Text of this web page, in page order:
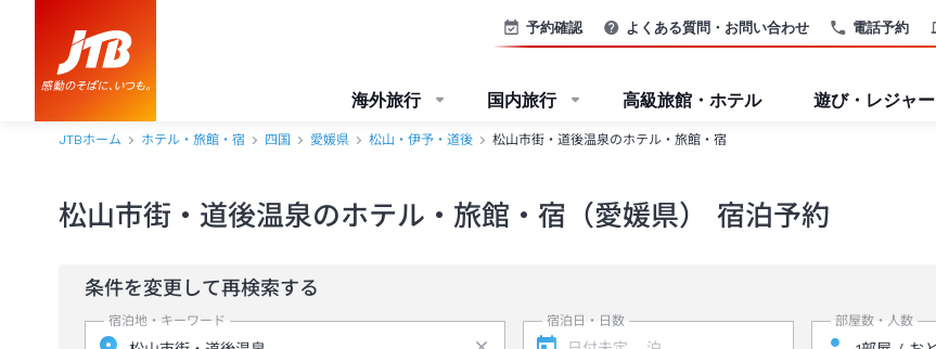
電話予約
予約確認 よくある質問・お問い合わせ
海外旅行 国内旅行 高級旅館・ホテル 遊び・レジャー
JTBホーム ホテル・旅館・宿 四国 愛媛県 松山・伊予・道後 松山市街・道後温泉のホテル・旅館・宿
松山市街・道後温泉のホテル・旅館・宿（愛媛県） 宿泊予約
条件を変更して再検索する
宿泊地・キーワード 宿泊日・日数 部屋数・人数